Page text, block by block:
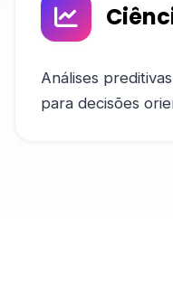
Análises
para decisões